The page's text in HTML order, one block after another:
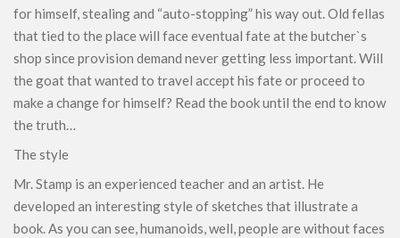
for himself, stealing and “auto-stopping” his way out. Old fellas
that tied to the place will face eventual fate at the butcher`s
shop since provision demand never getting less important. Will
the goat that wanted to travel accept his fate or proceed to
make a change for himself? Read the book until the end to know
the truth…
The style
Mr. Stamp is an experienced teacher and an artist. He
developed an interesting style of sketches that illustrate a
book. As you can see, humanoids, well, people are without faces